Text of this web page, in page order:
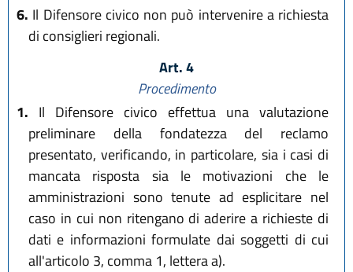
6. Il Difensore civico non può intervenire a richiesta
di consiglieri regionali.
Art. 4
Procedimento
1. Il Difensore civico effettua una valutazione
preliminare della fondatezza del reclamo
presentato, verificando, in particolare, sia i casi di
mancata risposta sia le motivazioni che le
amministrazioni sono tenute ad esplicitare nel
caso in cui non ritengano di aderire a richieste di
dati e informazioni formulate dai soggetti di cui
all'articolo 3, comma 1, lettera a).